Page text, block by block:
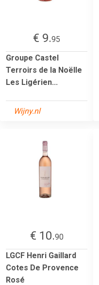
€ 9.95
Groupe Castel
Terroirs de la Noëlle
Les Ligérien...
Wijny.nl
€ 10.90
LGCF Henri Gaillard
Cotes De Provence
Rosé